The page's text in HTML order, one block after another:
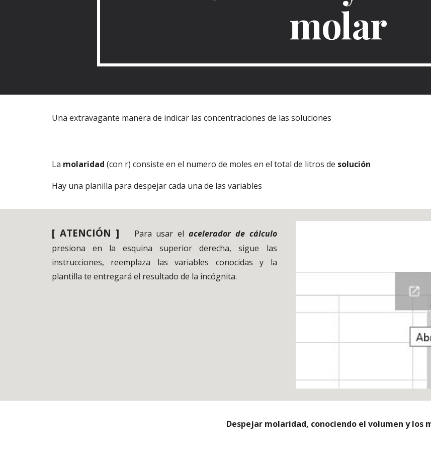
molar
Una extravagante manera de indicar las concentraciones de las soluciones
La molaridad (con r) consiste en el numero de moles en el total de litros de solución
Hay una planilla para despejar cada una de las variables
[ ATENCIÓN ] Para usar el acelerador de cálculo
presiona en la esquina superior derecha, sigue las
instrucciones, reemplaza las variables conocidas y la
plantilla te entregará el resultado de la incógnita.
Despejar molaridad, conociendo el volumen y los